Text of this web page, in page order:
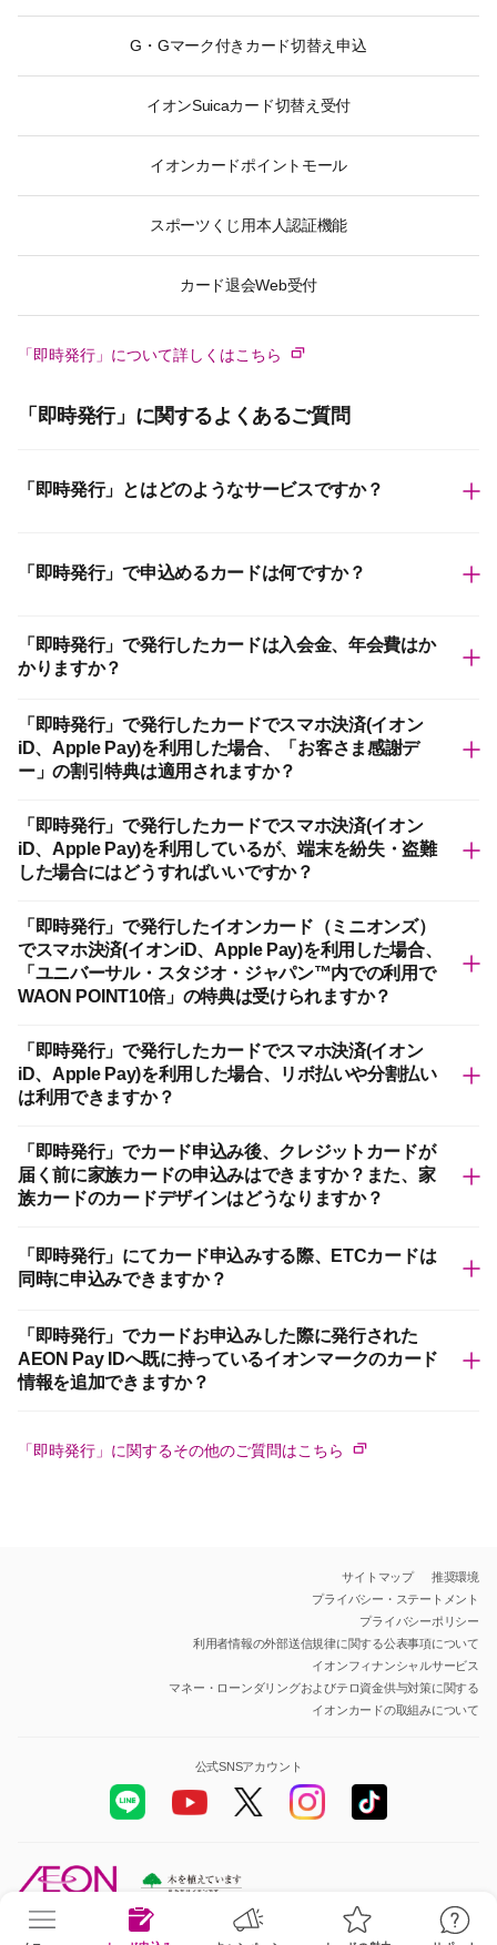
G・Gマーク付きカード切替え申込
イオンSuicaカード切替え受付
イオンカードポイントモール
スポーツくじ用本人認証機能
カード退会Web受付
「即時発行」について詳しくはこちら
「即時発行」に関するよくあるご質問
「即時発行」とはどのようなサービスですか？
「即時発行」で申込めるカードは何ですか？
「即時発行」で発行したカードは入会金、年会費はか
かりますか？
「即時発行」で発行したカードでスマホ決済(イオン
iD、Apple Pay)を利用した場合、「お客さま感謝デ
ー」の割引特典は適用されますか？
「即時発行」で発行したカードでスマホ決済(イオン
iD、Apple Pay)を利用しているが、端末を紛失・盗難
した場合にはどうすればいいですか？
「即時発行」で発行したイオンカード（ミニオンズ）
でスマホ決済(イオンiD、Apple Pay)を利用した場合、
「ユニバーサル・スタジオ・ジャパン™内での利用で
WAON POINT10倍」の特典は受けられますか？
「即時発行」で発行したカードでスマホ決済(イオン
iD、Apple Pay)を利用した場合、リボ払いや分割払い
は利用できますか？
「即時発行」でカード申込み後、クレジットカードが
届く前に家族カードの申込みはできますか？また、家
族カードのカードデザインはどうなりますか？
「即時発行」にてカード申込みする際、ETCカードは
同時に申込みできますか？
「即時発行」でカードお申込みした際に発行された
AEON Pay IDへ既に持っているイオンマークのカード
情報を追加できますか？
「即時発行」に関するその他のご質問はこちら
サイトマップ
推奨環境
プライバシー・ステートメント
プライバシーポリシー
利用者情報の外部送信規律に関する公表事項について
イオンフィナンシャルサービス
マネー・ローンダリングおよびテロ資金供与対策に関する
イオンカードの取組みについて
All Rights Reserved.Copyright© AEON Financial Service Co.,Ltd.
公式SNSアカウント